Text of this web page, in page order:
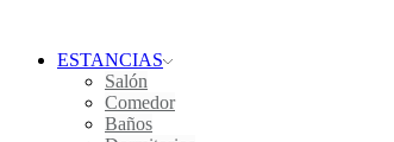
ESTANCIAS
Salón
Comedor
Baños